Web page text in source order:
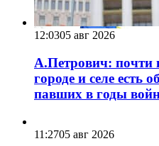
12:0305 авг 2026
А.Петрович: почти
городе и селе есть
павших в годы
11:2705 авг 2026